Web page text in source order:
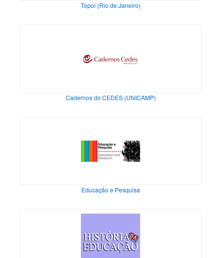
Topoi (Rio de Janeiro)
Cadernos do CEDES (UNICAMP)
Educação e Pesquisa